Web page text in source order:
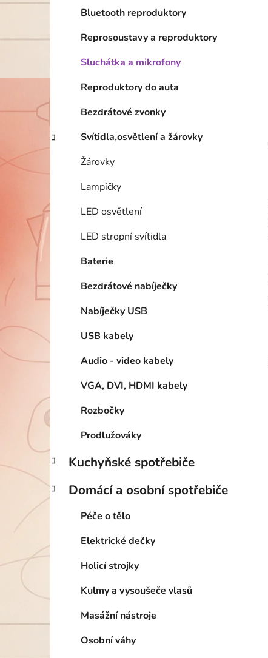
Bluetooth reproduktory
Reprosoustavy a reproduktory
Sluchátka a mikrofony
Reproduktory do auta
Bezdrátové zvonky
Svítidla,osvětlení a žárovky
Žárovky
Lampičky
LED osvětlení
LED stropní svítidla
Baterie
Bezdrátové nabíječky
Nabíječky USB
USB kabely
Audio - video kabely
VGA, DVI, HDMI kabely
Rozbočky
Prodlužováky
Kuchyňské spotřebiče
Domácí a osobní spotřebiče
Péče o tělo
Elektrické dečky
Holicí strojky
Kulmy a vysoušeče vlasů
Masážní nástroje
Osobní váhy